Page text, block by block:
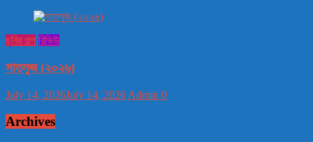
ছবির গল্প রিভিউ
সাতলুজ (২০২৬)
July 14, 2026July 14, 2026 Admin 0
Archives